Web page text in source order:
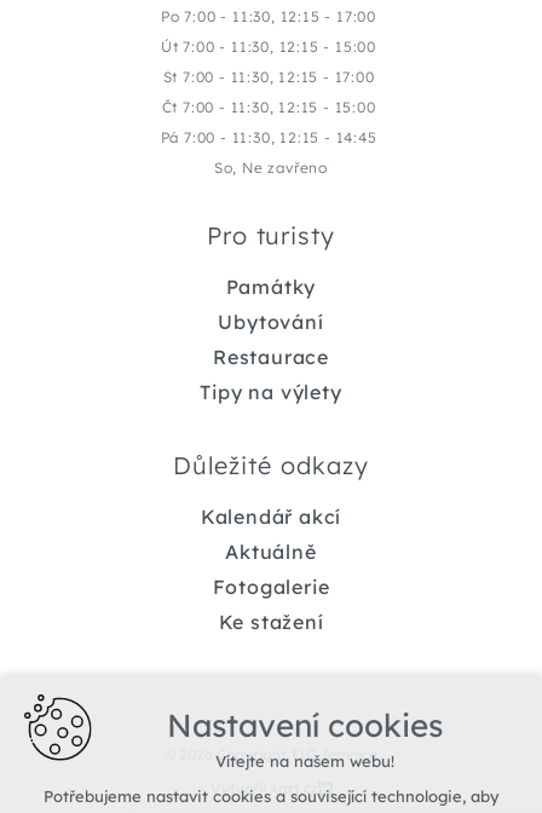
Po 7:00 - 11:30, 12:15 - 17:00
Út 7:00 - 11:30, 12:15 - 15:00
St 7:00 - 11:30, 12:15 - 17:00
Čt 7:00 - 11:30, 12:15 - 15:00
Pá 7:00 - 11:30, 12:15 - 14:45
So, Ne zavřeno
Pro turisty
Památky
Ubytování
Restaurace
Tipy na výlety
Důležité odkazy
Kalendář akcí
Aktuálně
Fotogalerie
Ke stažení
© 2026 Copyright TIC Jemnice
Vytvořil xart.cz
Nastavení cookies
Vítejte na našem webu!
Potřebujeme nastavit cookies a související technologie, aby